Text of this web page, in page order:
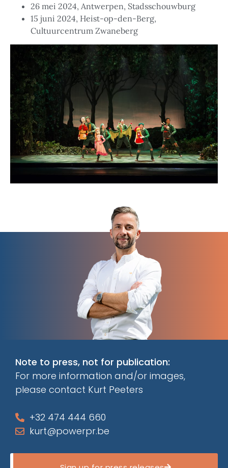
26 mei 2024, Antwerpen, Stadsschouwburg
15 juni 2024, Heist-op-den-Berg,
Cultuurcentrum Zwaneberg
Note to press, not for publication:
For more information and/or images,
please contact Kurt Peeters
+32 474 444 660
kurt@powerpr.be